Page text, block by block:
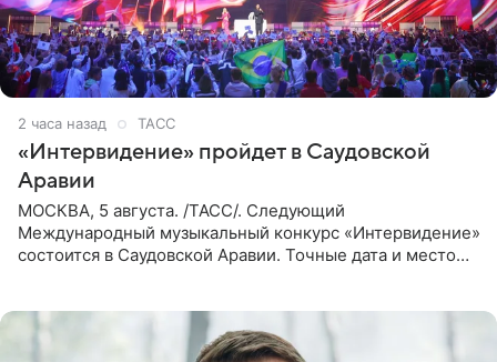
2 часа назад ТАСС
«Интервидение» пройдет в Саудовской
Аравии
МОСКВА, 5 августа. /ТАСС/. Следующий
Международный музыкальный конкурс «Интервидение»
состоится в Саудовской Аравии. Точные дата и место